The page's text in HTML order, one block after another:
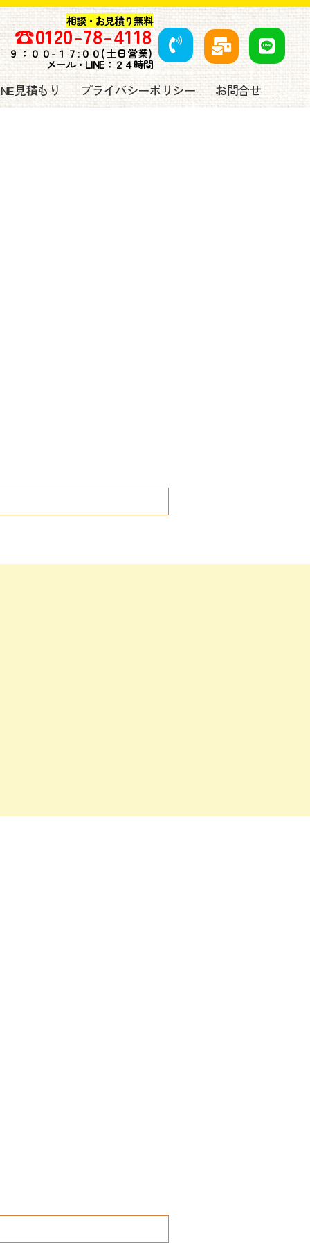
相談・お見積り無料
☎️0120-78-4118
９：００-１７:００(土日営業)
メール・LINE：２４時間
見積もり プライバシーポリシー お問合せ